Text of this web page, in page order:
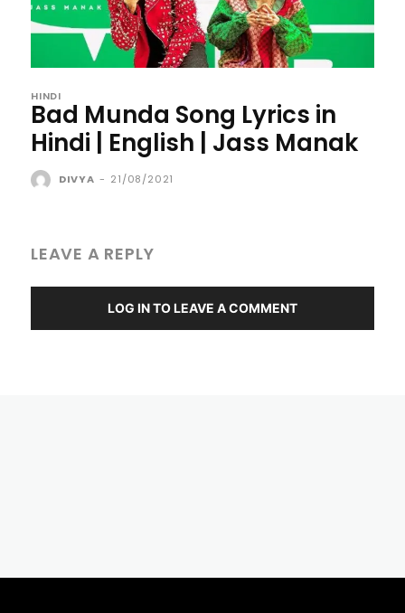
HINDI
Bad Munda Song Lyrics in
Hindi | English | Jass Manak
DIVYA - 21/08/2021
LEAVE A REPLY
LOG IN TO LEAVE A COMMENT